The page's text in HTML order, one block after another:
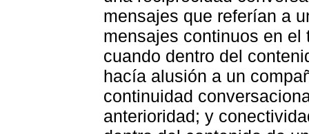
mensajes que referían a
mensajes continuos en
cuando dentro del
hacía alusión a un
continuidad
anterioridad; y